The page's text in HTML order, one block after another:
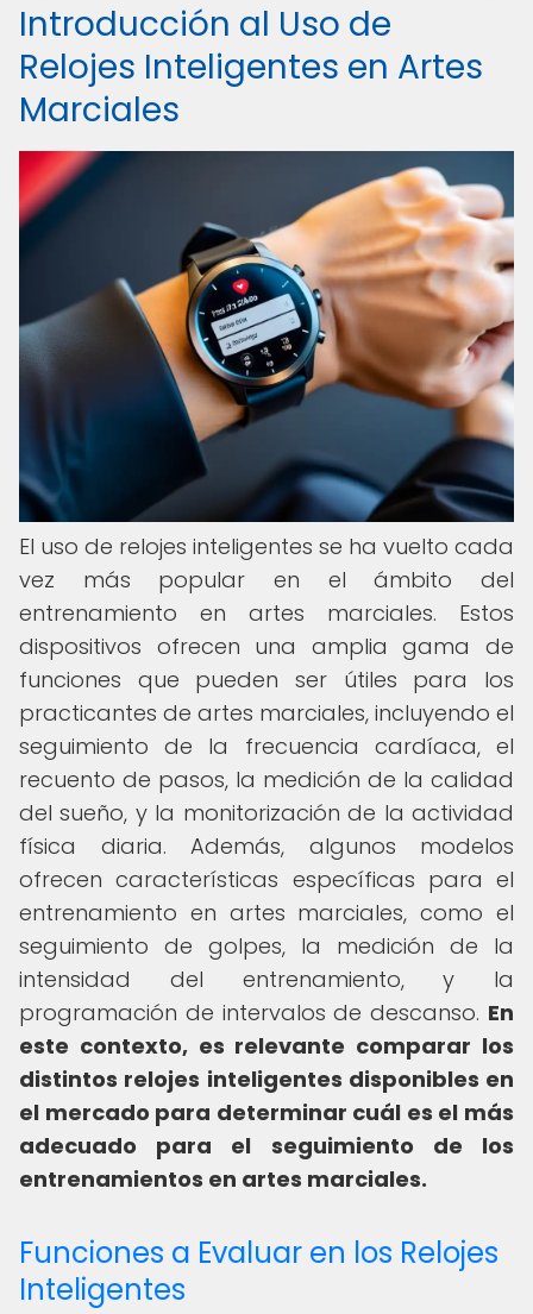
Introducción al Uso de
Relojes Inteligentes en Artes
Marciales
El uso de relojes inteligentes se ha vuelto cada
vez más popular en el ámbito del
entrenamiento en artes marciales. Estos
dispositivos ofrecen una amplia gama de
funciones que pueden ser útiles para los
practicantes de artes marciales, incluyendo el
seguimiento de la frecuencia cardíaca, el
recuento de pasos, la medición de la calidad
del sueño, y la monitorización de la actividad
física diaria. Además, algunos modelos
ofrecen características específicas para el
entrenamiento en artes marciales, como el
seguimiento de golpes, la medición de la
intensidad del entrenamiento, y la
programación de intervalos de descanso. En
este contexto, es relevante comparar los
distintos relojes inteligentes disponibles en
el mercado para determinar cuál es el más
adecuado para el seguimiento de los
entrenamientos en artes marciales.
Funciones a Evaluar en los Relojes
Inteligentes